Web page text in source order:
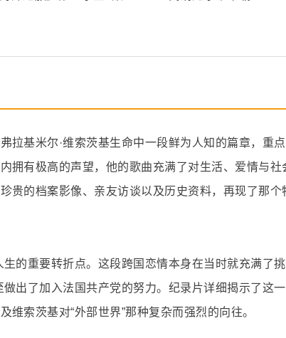
拉基米尔·维索茨基生命中一段鲜为人知的篇章，重
拥有极高的声望，他的歌曲充满了对生活、爱情与社
贵的档案影像、亲友访谈以及历史资料，再现了那个
的重要转折点。这段跨国恋情本身在当时就充满了
出了加入法国共产党的努力。纪录片详细揭示了这
索茨基对“外部世界”那种复杂而强烈的向往。